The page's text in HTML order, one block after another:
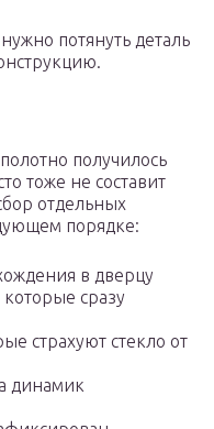
потянуть деталь
получилось
тоже не составит
отдельных
порядке:
в дверцу
сразу
страхуют стекло от
динамик